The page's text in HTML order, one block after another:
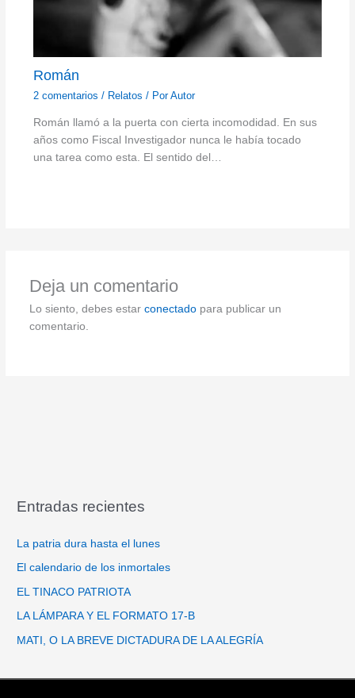
Román
2 comentarios / Relatos / PorAutor
Román llamó a la puerta con cierta incomodidad. En sus
años como Fiscal Investigador nunca le había tocado
una tarea como esta. El sentido del…
Deja un comentario
Lo siento, debes estar conectadopara publicar un
comentario.
Entradas recientes
La patria dura hasta el lunes
El calendario de los inmortales
EL TINACO PATRIOTA
LA LÁMPARA Y EL FORMATO 17-B
MATI, O LA BREVE DICTADURA DE LA ALEGRÍA